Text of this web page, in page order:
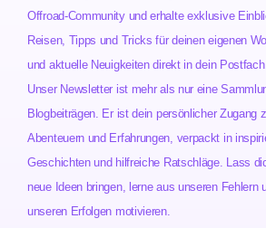
Offroad-Community und erhalte exklusive
Reisen, Tipps und Tricks für deinen eigenen
und aktuelle Neuigkeiten direkt in dein
Unser Newsletter ist mehr als nur eine
Blogbeiträgen. Er ist dein persönlicher Zugang
Abenteuern und Erfahrungen, verpackt in
Geschichten und hilfreiche Ratschläge. Lass
neue Ideen bringen, lerne aus unseren Fehlern
unseren Erfolgen motivieren.